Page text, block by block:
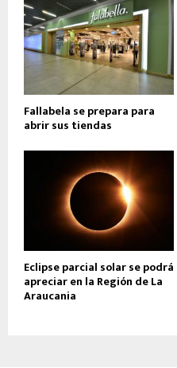
Fallabela se prepara para
abrir sus tiendas
Eclipse parcial solar se podrá
apreciar en la Región de La
Araucania